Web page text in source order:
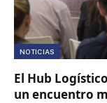
NOTICIAS
El Hub
un encuentro